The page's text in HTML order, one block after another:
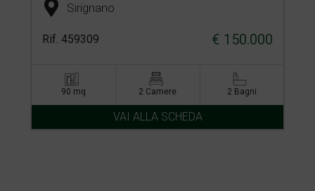
Sirignano
Rif. 459309 € 150.000
90 mq 2 Camere 2 Bagni
VAI ALLA SCHEDA